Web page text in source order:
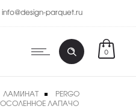
info@design-parquet.ru
0
ЛАМИНАТ
PERGO
ЛАПАЧО